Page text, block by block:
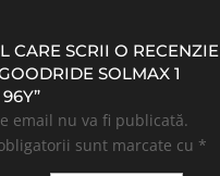
CARE SCRII O RECENZIE
SOLMAX 1
email nu va fi publicată.
sunt marcate cu *